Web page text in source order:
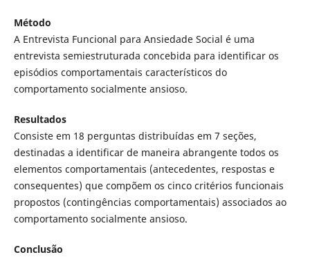
Método
A Entrevista Funcional para Ansiedade Social é uma
entrevista semiestruturada concebida para identificar os
episódios comportamentais característicos do
comportamento socialmente ansioso.
Resultados
Consiste em 18 perguntas distribuídas em 7 seções,
destinadas a identificar de maneira abrangente todos os
elementos comportamentais (antecedentes, respostas e
consequentes) que compõem os cinco critérios funcionais
propostos (contingências comportamentais) associados ao
comportamento socialmente ansioso.
Conclusão